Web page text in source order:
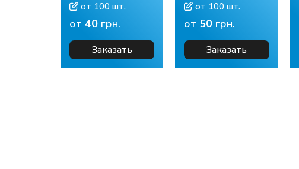
от 100 шт.
от 40 грн.
Заказать
от 100 шт.
от 50 грн.
Заказать